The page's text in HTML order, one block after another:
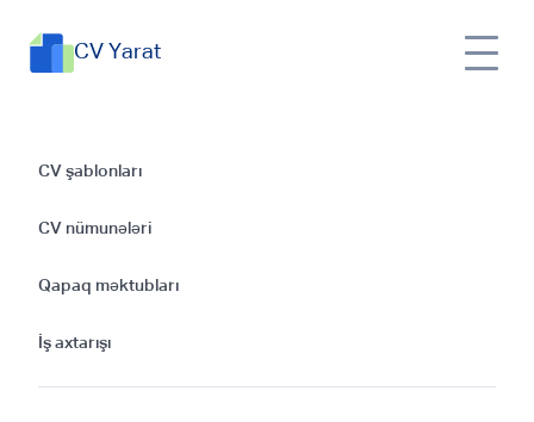
CV Yarat
CV şablonları
CV nümunələri
Qapaq məktubları
İş axtarışı
Energetika
Mühəndisi Üçün CV
Hazırlamaq: Kısa
Təlimat